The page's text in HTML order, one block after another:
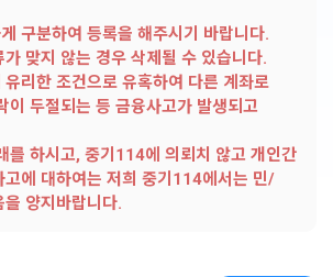
구분하여 등록을 해주시기 바랍니다.
맞지 않는 경우 삭제될 수 있습니다.
리한 조건으로 유혹하여 다른 계좌로
이 두절되는 등 금융사고가 발생되고
를 하시고, 중기114에 의뢰치 않고 개인간
고에 대하여는 저희 중기114에서는 민/
양지바랍니다.